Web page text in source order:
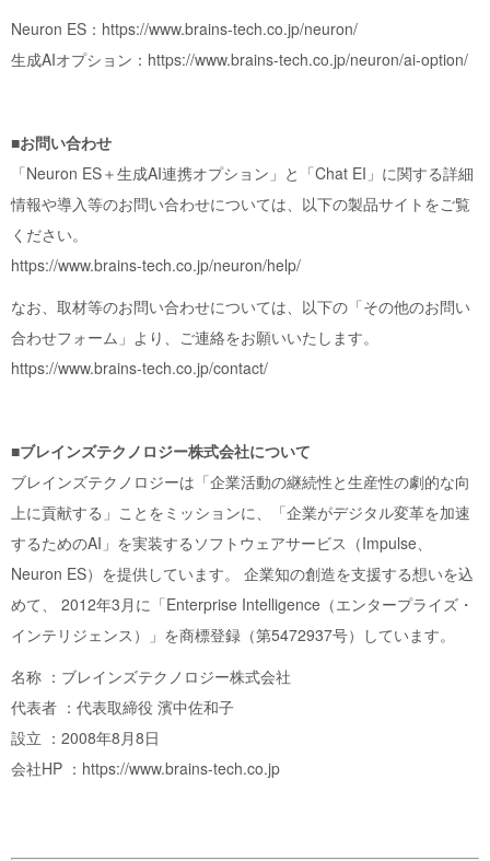
Neuron ES： https://www.brains-tech.co.jp/neuron/
生成AIオプション： https://www.brains-tech.co.jp/neuron/ai-option/
■お問い合わせ
「Neuron ES＋生成AI連携オプション」と「Chat EI」に関する詳細
情報や導入等のお問い合わせについては、以下の製品サイトをご覧
ください。
https://www.brains-tech.co.jp/neuron/help/
なお、取材等のお問い合わせについては、以下の「その他のお問い
合わせフォーム」より、ご連絡をお願いいたします。
https://www.brains-tech.co.jp/contact/
■ブレインズテクノロジー株式会社について
ブレインズテクノロジーは「企業活動の継続性と生産性の劇的な向
上に貢献する」ことをミッションに、「企業がデジタル変革を加速
するためのAI」を実装するソフトウェアサービス（Impulse、
Neuron ES）を提供しています。 企業知の創造を支援する想いを込
めて、 2012年3月に「Enterprise Intelligence（エンタープライズ・
インテリジェンス）」を商標登録（第5472937号）しています。
名称 ：ブレインズテクノロジー株式会社
代表者 ：代表取締役 濱中佐和子
設立 ：2008年8月8日
会社HP ： https://www.brains-tech.co.jp